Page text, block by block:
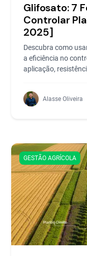
Glifosato: 7
Controlar
2025]
Descubra como
a eficiência no
aplicação,
Alasse Oliveira
GESTÃO AGRÍCOLA